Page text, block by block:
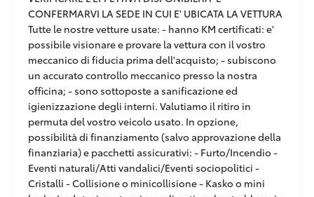
CONFERMARVI LA SEDE IN CUI E' UBICATA LA VETTURA
Tutte le nostre vetture usate: - hanno KM certificati: e'
possibile visionare e provare la vettura con il vostro
meccanico di fiducia prima dell'acquisto; - subiscono
un accurato controllo meccanico presso la nostra
officina; - sono sottoposte a sanificazione ed
igienizzazione degli interni. Valutiamo il ritiro in
permuta del vostro veicolo usato. In opzione,
possibilità di finanziamento (salvo approvazione della
finanziaria) e pacchetti assicurativi: - Furto/Incendio -
Eventi naturali/Atti vandalici/Eventi sociopolitici -
Cristalli - Collisione o minicollisione - Kasko o mini